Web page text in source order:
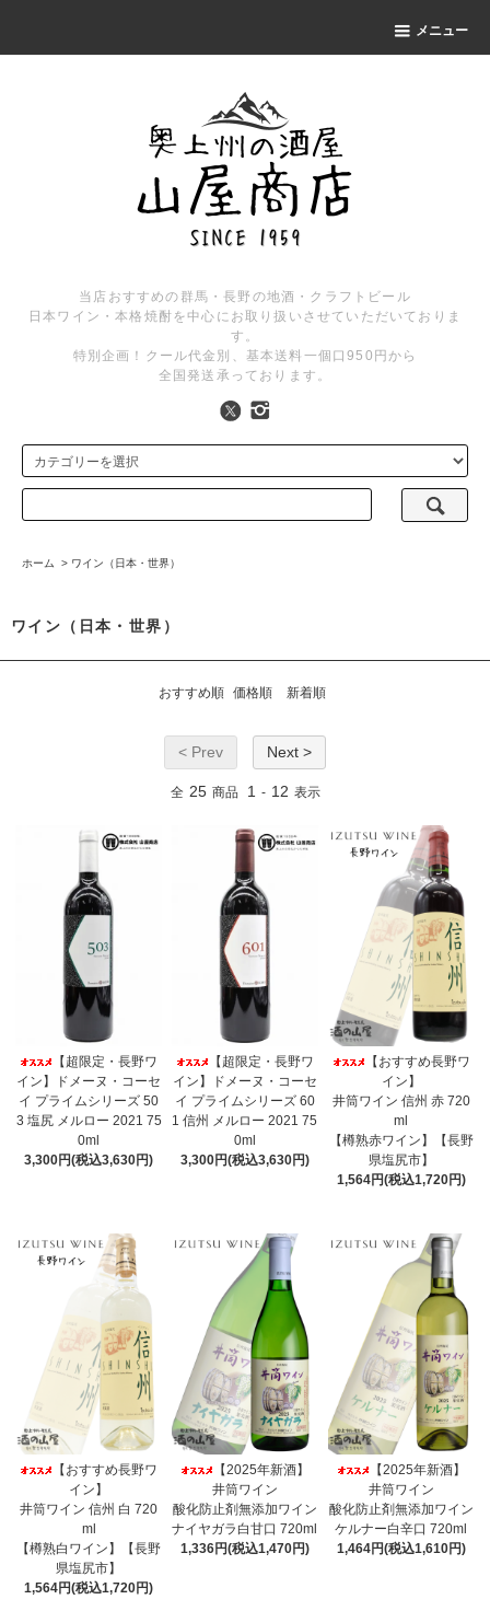
メニュー
当店おすすめの群馬・長野の地酒・クラフトビール
日本ワイン・本格焼酎を中心にお取り扱いさせていただいておりま
す。
特別企画！クール代金別、基本送料一個口950円から
全国発送承っております。
ホーム > ワイン（日本・世界）
ワイン（日本・世界）
おすすめ順 価格順 新着順
< Prev Next >
全 25 商品 1 - 12 表示
【超限定・長野ワ
イン】ドメーヌ・コーセ
イ プライムシリーズ 50
3 塩尻 メルロー 2021 75
0ml
3,300円(税込3,630円)
【超限定・長野ワ
イン】ドメーヌ・コーセ
イ プライムシリーズ 60
1 信州 メルロー 2021 75
0ml
3,300円(税込3,630円)
【おすすめ長野ワ
イン】
井筒ワイン 信州 赤 720
ml
【樽熟赤ワイン】【長野
県塩尻市】
1,564円(税込1,720円)
【おすすめ長野ワ
イン】
井筒ワイン 信州 白 720
ml
【樽熟白ワイン】【長野
県塩尻市】
1,564円(税込1,720円)
【2025年新酒】
井筒ワイン
酸化防止剤無添加ワイン
ナイヤガラ白甘口 720ml
1,336円(税込1,470円)
【2025年新酒】
井筒ワイン
酸化防止剤無添加ワイン
ケルナー白辛口 720ml
1,464円(税込1,610円)